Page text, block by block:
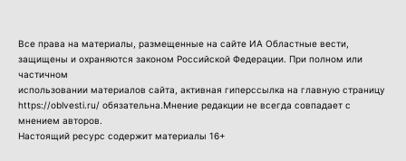
Все права на материалы, размещенные на сайте ИА Областные вести,
защищены и охраняются законом Российской Федерации. При полном или
частичном
использовании материалов сайта, активная гиперссылка на главную страницу
https://oblvesti.ru/ обязательна.Мнение редакции не всегда совпадает с
мнением авторов.
Настоящий ресурс содержит материалы 16+